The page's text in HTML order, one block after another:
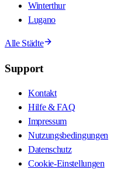
Winterthur
Lugano
Alle Städte
Support
Kontakt
Hilfe & FAQ
Impressum
Nutzungsbedingungen
Datenschutz
Cookie-Einstellungen